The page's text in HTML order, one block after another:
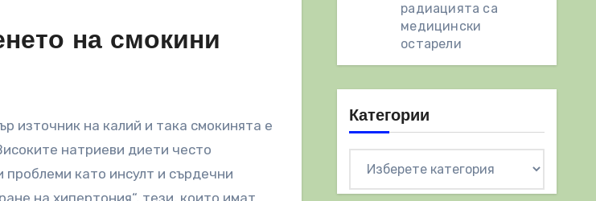
на смокини
източник на калий и така смокинята е
натриеви диети често
като инсулт и сърдечни
на хипертония“, тези, които имат
радиацията са
медицински
остарели
Категории